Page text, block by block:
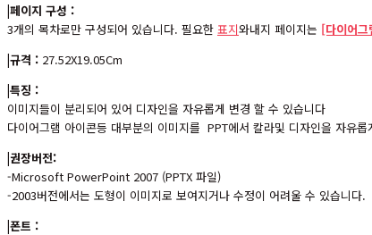
|페이지 구성 :
3개의 목차로만 구성되어 있습니다. 필요한 표지와내지 페이지는 [다이어
|규격 : 27.52X19.05Cm
|특징 :
이미지들이 분리되어 있어 디자인을 자유롭게 변경 할 수 있습니다
다이어그램 아이콘등 대부분의 이미지를 PPT에서 칼라및 디자인을 자유
|권장버전:
-Microsoft PowerPoint 2007 (PPTX 파일)
-2003버전에서는 도형이 이미지로 보여지거나 수정이 어려울 수 있습니다.
|폰트 :